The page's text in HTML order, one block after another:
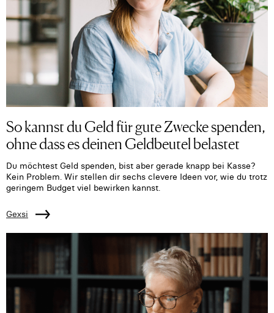
So kannst du Geld für gute Zwecke spenden,
ohne dass es deinen Geldbeutel belastet
Du möchtest Geld spenden, bist aber gerade knapp bei Kasse?
Kein Problem. Wir stellen dir sechs clevere Ideen vor, wie du trotz
geringem Budget viel bewirken kannst.
Gexsi